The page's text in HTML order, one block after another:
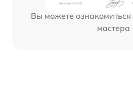
Вы можете
мастера